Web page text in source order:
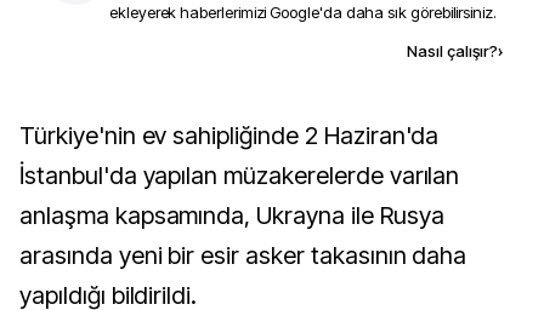
ekleyerek haberlerimizi Google'da daha sık görebilirsiniz.
Nasıl çalışır?›
Türkiye'nin ev sahipliğinde 2 Haziran'da
İstanbul'da yapılan müzakerelerde varılan
anlaşma kapsamında, Ukrayna ile Rusya
arasında yeni bir esir asker takasının daha
yapıldığı bildirildi.